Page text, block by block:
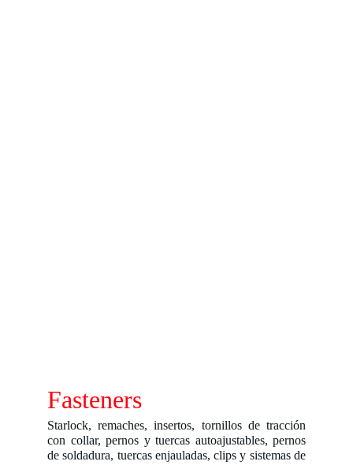
Fasteners
Starlock, remaches, insertos, tornillos de tracción
con collar, pernos y tuercas autoajustables, pernos
de soldadura, tuercas enjauladas, clips y sistemas de